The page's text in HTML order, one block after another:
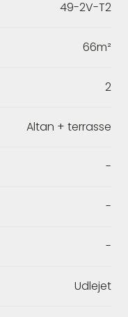
49-2V-T2
66m²
2
Altan + terrasse
-
-
-
Udlejet